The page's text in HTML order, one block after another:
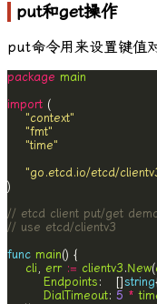
put和get操作
put命令用来设置键值
package main
import
"context"
"fmt"
"time"
"go.etcd.io/etcd/
// etcd client put/get
// use etcd/clientv3
func main
cli , err := clientv3 .New(
Endpoints :   []string
DialTimeout: 5 *